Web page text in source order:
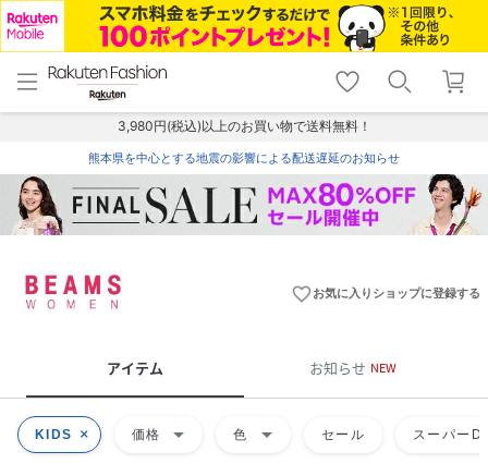
menu home
トップ
shopping_cart lock_outline
ログイン
3,980円(税込)以上のお買い物で送料無料！
熊本県を中心とする地震の影響による配送遅延のお知らせ
favorite_borderお気に入りショップに登録する
アイテム お知らせ NEW
KIDS 価格 arrow_drop_down 色 arrow_drop_down セール スーパー